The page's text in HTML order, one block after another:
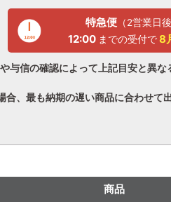
特急便 （2営業日
12:00 までの受付で 8
与信の確認によって上記目安と異な
、最も納期の遅い商品に合わせて
商品